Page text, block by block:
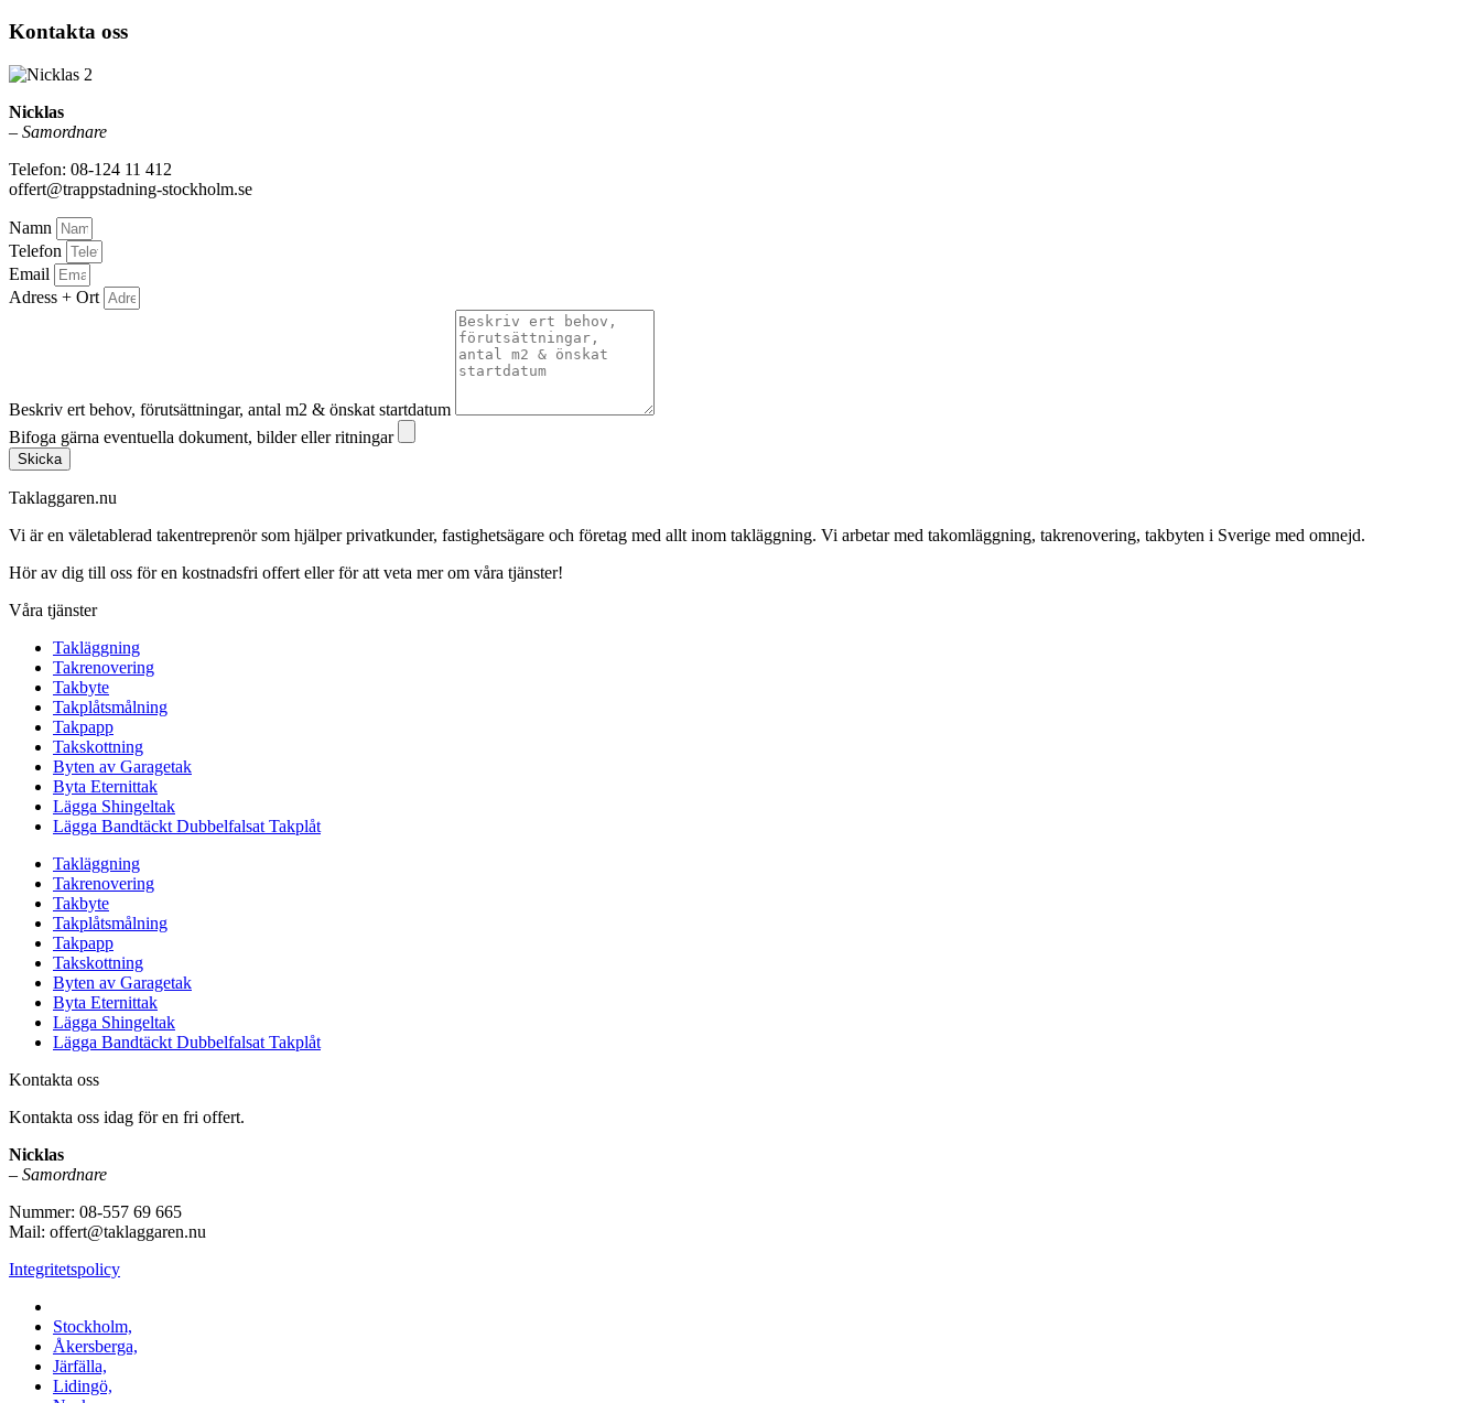
Kontakta oss
Nicklas
– Samordnare
Telefon: 08-124 11 412
offert@trappstadning-stockholm.se
Namn
Telefon
Email
Adress + Ort
Beskriv ert behov, förutsättningar, antal m2 & önskat startdatum
Bifoga gärna eventuella dokument, bilder eller ritningar
Skicka
Taklaggaren.nu
Vi är en väletablerad takentreprenör som hjälper privatkunder, fastighetsägare och företag med allt inom takläggning. Vi arbetar med takomläggning, takrenovering, takbyten i Sverige med omnejd.
Hör av dig till oss för en kostnadsfri offert eller för att veta mer om våra tjänster!
Våra tjänster
Takläggning
Takrenovering
Takbyte
Takplåtsmålning
Takpapp
Takskottning
Byten av Garagetak
Byta Eternittak
Lägga Shingeltak
Lägga Bandtäckt Dubbelfalsat Takplåt
Takläggning
Takrenovering
Takbyte
Takplåtsmålning
Takpapp
Takskottning
Byten av Garagetak
Byta Eternittak
Lägga Shingeltak
Lägga Bandtäckt Dubbelfalsat Takplåt
Kontakta oss
Kontakta oss idag för en fri offert.
Nicklas
– Samordnare
Nummer: 08-557 69 665
Mail: offert@taklaggaren.nu
Integritetspolicy
Stockholm,
Åkersberga,
Järfälla,
Lidingö,